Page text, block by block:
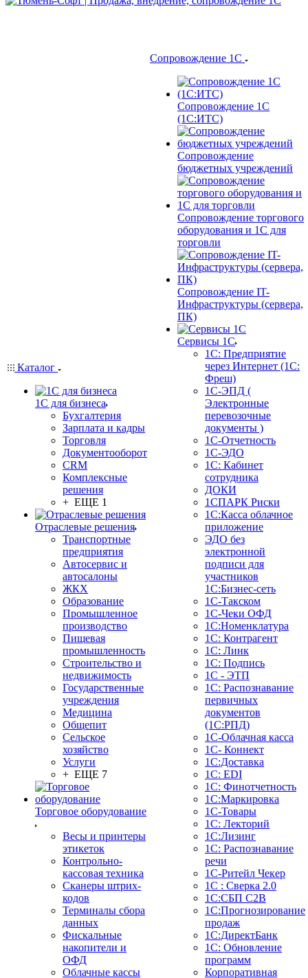
Каталог
1С для бизнеса
Бухгалтерия
Зарплата и кадры
Торговля
Документооборот
CRM
Комплексные
решения
+ ЕЩЕ 1
Отраслевые решения
Транспортные
предприятия
Автосервис и
автосалоны
ЖКХ
Образование
Промышленное
производство
Пищевая
промышленность
Строительство и
недвижимость
Государственные
учреждения
Медицина
Общепит
Сельское
хозяйство
Услуги
+ ЕЩЕ 7
Торговое оборудование
Весы и принтеры
этикеток
Контрольно-
кассовая техника
Сканеры штрих-
кодов
Терминалы сбора
данных
Фискальные
накопители и
ОФД
Облачные кассы
Сопровождение 1С
Сопровождение 1С
(1С:ИТС)
Сопровождение
бюджетных учреждений
Сопровождение торгового
оборудования и 1С для
торговли
Сопровождение IT-
Инфраструктуры (сервера,
ПК)
Сервисы 1С
1С: Предприятие
через Интернет (1С:
Фреш)
1С-ЭПД (
Электронные
перевозочные
документы )
1С-Отчетность
1С-ЭДО
1С: Кабинет
сотрудника
ДОКИ
1СПАРК Риски
1С:Касса облачное
приложение
ЭДО без
электронной
подписи для
участников
1С:Бизнес-сеть
1С-Такском
1С-Чеки ОФД
1С:Номенклатура
1С: Контрагент
1С: Линк
1С: Подпись
1С - ЭТП
1С: Распознавание
первичных
документов
(1С:РПД)
1С-Облачная касса
1С- Коннект
1С:Доставка
1С: EDI
1С: Финотчетность
1С:Маркировка
1С-Товары
1С: Лекторий
1С:Лизинг
1С: Распознавание
речи
1C-Ритейл Чекер
1С : Сверка 2.0
1С:СБП C2B
1С:Прогнозирование
продаж
1С:ДиректБанк
1С: Обновление
программ
Корпоративная